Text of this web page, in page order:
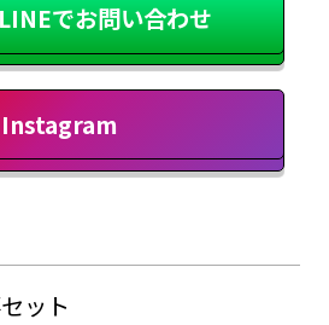
でお問い合わせ
Instagram
ット